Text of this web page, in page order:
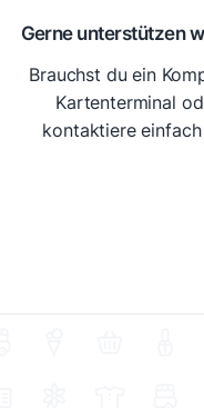
Gerne unterstützen
Brauchst du ein
Kartenterminal
kontaktiere